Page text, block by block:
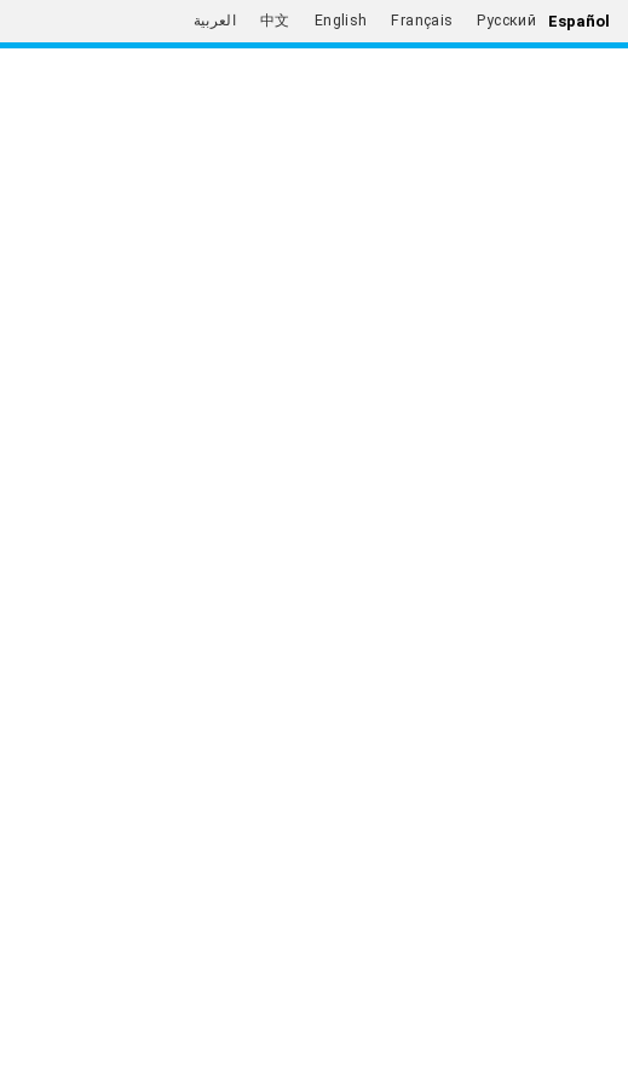
العربية 中文 English Français Русский Español